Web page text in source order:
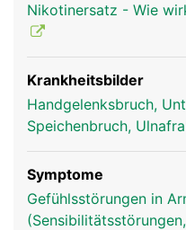
Radius Frau
Nikotinersatz - Wie
Krankheitsbilder
Handgelenksbruch,
Speichenbruch,
Symptome
Gefühlsstörungen in